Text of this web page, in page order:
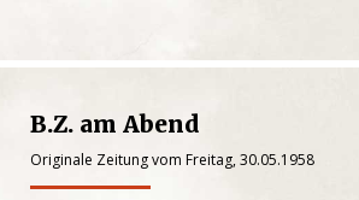
B.Z. am Abend
Originale Zeitung vom Freitag, 30.05.1958